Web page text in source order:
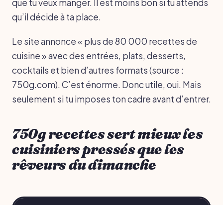
que tu veux manger. Il est moins bon si tu attends
qu’il décide à ta place.
Le site annonce « plus de 80 000 recettes de
cuisine » avec des entrées, plats, desserts,
cocktails et bien d’autres formats (source :
750g.com). C’est énorme. Donc utile, oui. Mais
seulement si tu imposes ton cadre avant d’entrer.
750g recettes sert mieux les
cuisiniers pressés que les
rêveurs du dimanche